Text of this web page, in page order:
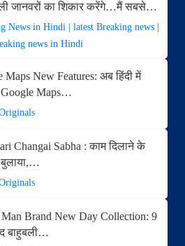
जानवरों का शिकार करेंगे…मैं सबसे…
News in Hindi | latest Breaking news |
news in Hindi
Maps New Features: अब हिंदी में
Google Maps…
Changai Sabha : काम दिलाने के
बुलाया,…
Man Brand New Day Collection: 9
बाहुबली…